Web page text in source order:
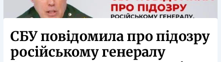
СБУ повідомила про підозру
російському генералу